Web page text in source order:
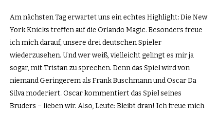
Am nächsten Tag erwartet uns ein echtes Highlight: Die New
York Knicks treﬀen auf die Orlando Magic. Besonders freue
ich mich darauf, unsere drei deutschen Spieler
wiederzusehen. Und wer weiß, vielleicht gelingt es mir ja
sogar, mit Tristan zu sprechen. Denn das Spiel wird von
niemand Geringerem als Frank Buschmann und Oscar Da
Silva moderiert. Oscar kommentiert das Spiel seines
Bruders – lieben wir. Also, Leute: Bleibt dran! Ich freue mich